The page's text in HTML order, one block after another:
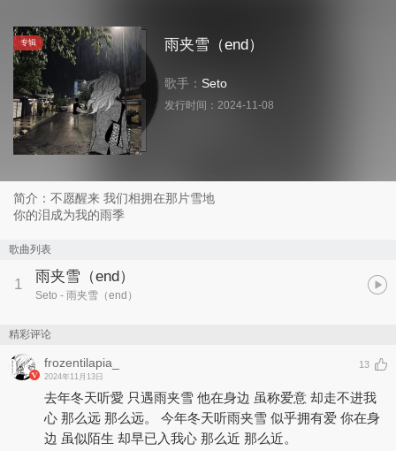
专辑 雨夹雪（end）
歌手： Seto
发行时间： 2024-11-08
简介：不愿醒来 我们相拥在那片雪地
你的泪成为我的雨季
歌曲列表
1 雨夹雪（end）
Seto - 雨夹雪（end）
精彩评论
frozentilapia_
2024年11月13日
13
去年冬天听愛 只遇雨夹雪 他在身边 虽称爱意 却走不进我
心 那么远 那么远。 今年冬天听雨夹雪 似乎拥有爱 你在身
边 虽似陌生 却早已入我心 那么近 那么近。